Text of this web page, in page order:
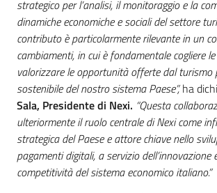
strategico per l’analisi, il monitoraggio e la
dinamiche economiche e sociali del settore
contributo è particolarmente rilevante in un
cambiamenti, in cui è fondamentale cogliere
valorizzare le opportunità offerte dal turismo
sostenibile del nostro sistema Paese”,ha
Sala, Presidente di Nexi. “Questa
ulteriormente il ruolo centrale di Nexi come
strategica del Paese eattore chiave nello
pagamenti digitali, a servizio dell’innovazione
competitività del sistema economico italiano.”